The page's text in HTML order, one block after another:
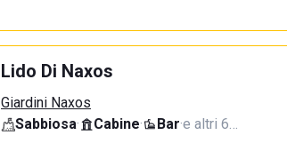
Lido Di Naxos
Giardini Naxos
Sabbiosa· Cabine· Bar·e altri 6…